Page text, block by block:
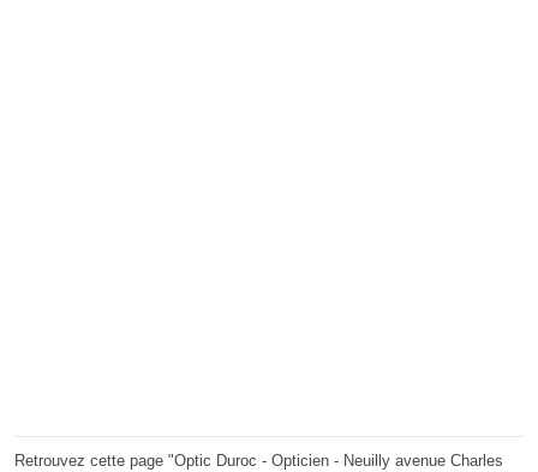
Retrouvez cette page "Optic Duroc - Opticien - Neuilly avenue Charles